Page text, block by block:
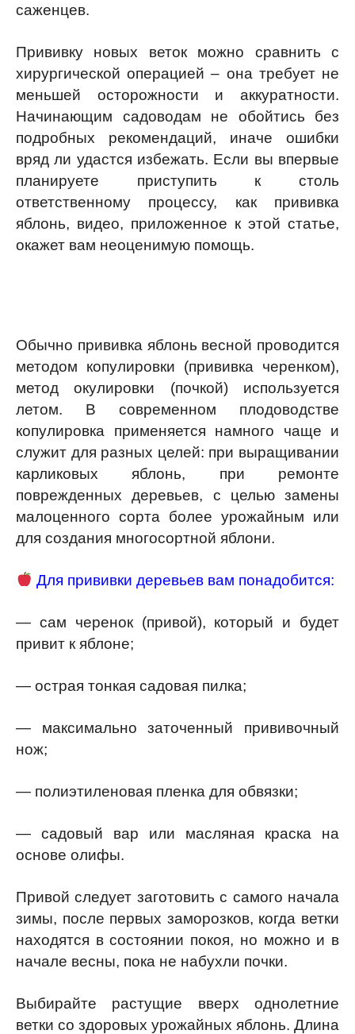
саженцев.
Прививку новых веток можно сравнить с
хирургической операцией – она требует не
меньшей осторожности и аккуратности.
Начинающим садоводам не обойтись без
подробных рекомендаций, иначе ошибки
вряд ли удастся избежать. Если вы впервые
планируете приступить к столь
ответственному процессу, как прививка
яблонь, видео, приложенное к этой статье,
окажет вам неоценимую помощь.
Обычно прививка яблонь весной проводится
методом копулировки (прививка черенком),
метод окулировки (почкой) используется
летом. В современном плодоводстве
копулировка применяется намного чаще и
служит для разных целей: при выращивании
карликовых яблонь, при ремонте
поврежденных деревьев, с целью замены
малоценного сорта более урожайным или
для создания многосортной яблони.
Для прививки деревьев вам понадобится:
— сам черенок (привой), который и будет
привит к яблоне;
— острая тонкая садовая пилка;
— максимально заточенный прививочный
нож;
— полиэтиленовая пленка для обвязки;
— садовый вар или масляная краска на
основе олифы.
Привой следует заготовить с самого начала
зимы, после первых заморозков, когда ветки
находятся в состоянии покоя, но можно и в
начале весны, пока не набухли почки.
Выбирайте растущие вверх однолетние
ветки со здоровых урожайных яблонь. Длина